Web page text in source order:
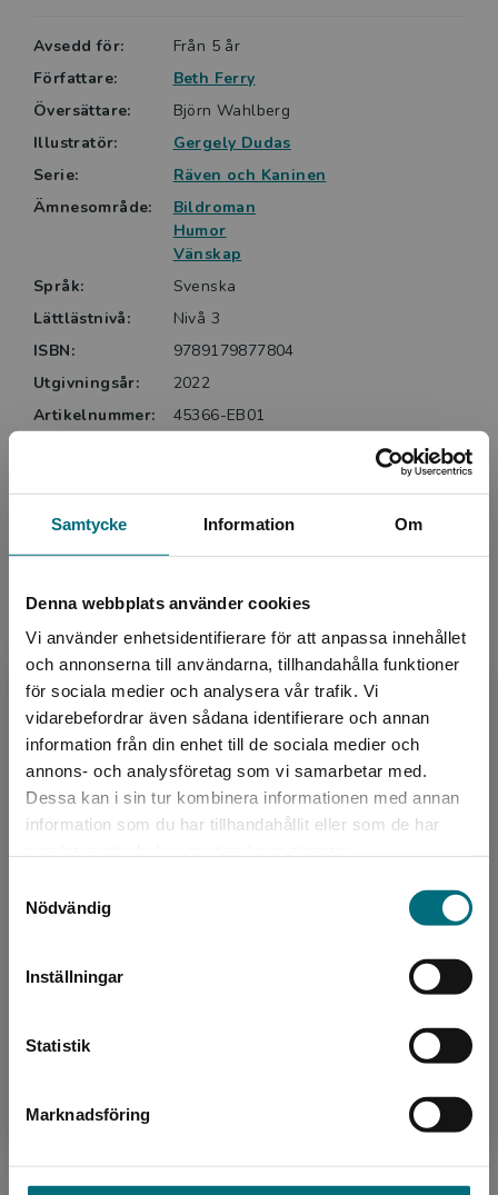
Samtycke Information Om
Denna webbplats använder cookies
Vi använder enhetsidentifierare för att anpassa innehållet
och annonserna till användarna, tillhandahålla funktioner
för sociala medier och analysera vår trafik. Vi
vidarebefordrar även sådana identifierare och annan
information från din enhet till de sociala medier och
annons- och analysföretag som vi samarbetar med.
Dessa kan i sin tur kombinera informationen med annan
information som du har tillhandahållit eller som de har
Nödvändig
Inställningar
Statistik
Marknadsföring
Begränsad fraktregion
Det verkar som att du besöker
nyponochviljaforlag.se via en enhet utanför
Sverige. För att kunna slutföra ett köp måste
Liksom den första boken i serien är den både
hjärtevärmande och underfundig.
Helene Ehriander, BTJ
Avsedd för:
Från 5 år
Författare:
Beth Ferry
Översättare:
Björn Wahlberg
Illustratör:
Gergely Dudas
Serie:
Räven och Kaninen
Ämnesområde:
Bildroman
Humor
Vänskap
Språk:
Svenska
Lättlästnivå:
Nivå 3
ISBN:
9789179877804
Utgivningsår:
2022
Artikelnummer:
45366-EB01
Upphovspersoner
Författare
Beth Ferry
Beth Ferry är författare till många prisbelönta
böckerna...